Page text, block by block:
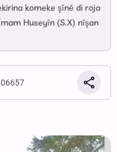
komeke şînê di roja
Huseyîn (S.X) nîşan